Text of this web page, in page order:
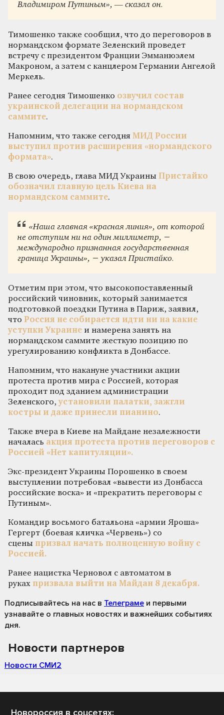
Владимиром Путиным», — сказал он.
Тимошенко также сообщил, что до переговоров в
нормандском формате Зеленский проведет
встречу с президентом Франции Эмманюэлем
Макроном, а затем с канцлером Германии Ангелой
Меркель.
Ранее сегодня Тимошенко озвучил состав
украинской делегации на нормандском
саммите.
Напомним, что также сегодня МИД России
выступил против расширения «нормандского
формата».
В свою очередь, глава МИД Украины Пристайко
обозначил главную цель Киева на
нормандском саммите.
«Наша главная «красная линия», от которой
не отступим ни на один миллиметр, −
международно признанная государственная
граница Украины», − указал Пристайко.
Отметим при этом, что высокопоставленный
российский чиновник, который занимается
подготовкой поездки Путина в Париж, заявил,
что Россия не собирается идти ни на какие
уступки Украине и намерена занять на
нормандском саммите жесткую позицию по
урегулированию конфликта в Донбассе.
Напомним, что накануне участники акции
протеста против мира с Россией, которая
проходит под зданием администрации
Зеленского,установили палатки, зажгли
костры и даже принесли пианино.
Также вчера в Киеве на Майдане незалежности
началась акция протеста против переговоров с
Россией «Нет капитуляции».
Экс-президент Украины Порошенко в своем
выступлении потребовал «вывести из Донбасса
российские воска» и «прекратить переговоры с
Путиным».
Командир восьмого батальона «армии Яроша»
Гергерт (боевая кличка «Червень») со
сцены призвал начать полноценную войну с
Россией.
Ранее нацистка Черновол с автоматом в
руках призвала выйти на Майдан 8 декабря.
Подписывайтесь на нас в Телеграме и первыми
узнавайте о главных новостях и важнейших событиях
дня.
Новости партнеров
Новости СМИ2
Новороссия в соцсетях: